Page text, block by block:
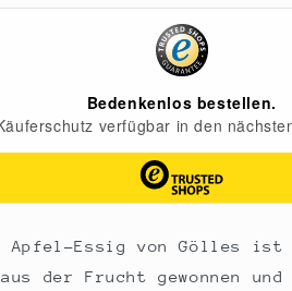
Apfel-Essig von Gölles
der Frucht gewonnen